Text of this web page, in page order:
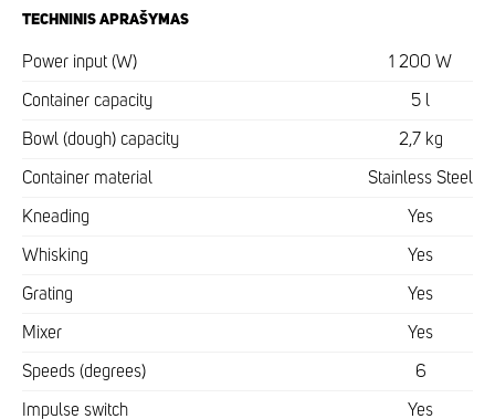
TECHNINIS APRAŠYMAS
Power input (W) 1 200 W
Container capacity 5 l
Bowl (dough) capacity 2,7 kg
Container material Stainless Steel
Kneading Yes
Whisking Yes
Grating Yes
Mixer Yes
Speeds (degrees) 6
Impulse switch Yes